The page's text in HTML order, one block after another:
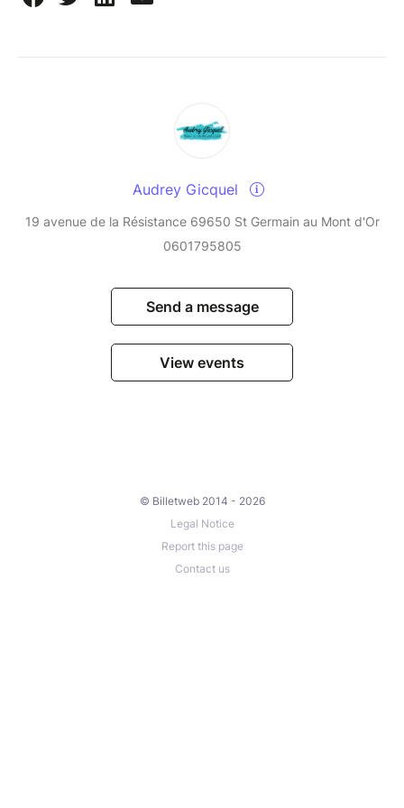
Audrey Gicquel
19 avenue de la Résistance 69650 St Germain au Mont d'Or
0601795805
Send a message
View events
© Billetweb 2014 - 2026
Legal Notice
Report this page
Contact us